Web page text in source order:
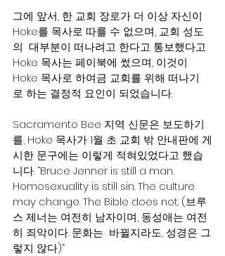
그에 앞서, 한 교회 장로가 더 이상 자신이
Hoke를 목사로 따를 수 없으며, 교회 성도
의  대부분이 떠나려고 한다고 통보했다고
Hoke 목사는 페이북에 썼으며, 이것이
Hoke 목사로 하여금 교회를 위해 떠나기
로 하는 결정적 요인이 되었습니다.
Sacramento Bee 지역 신문은 보도하기
를, Hoke 목사가 1월 초 교회 밖 안내판에 게
시한 문구에는 이렇게 적혀있었다고 했습
니다. “Bruce Jenner is still a man.
Homosexuality is still sin. The culture
may change. The Bible does not. (브루
스 제너는 여전히 남자이며, 동성애는 여전
히 죄악이다. 문화는  바뀔지라도, 성경은 그
렇지 않다)”